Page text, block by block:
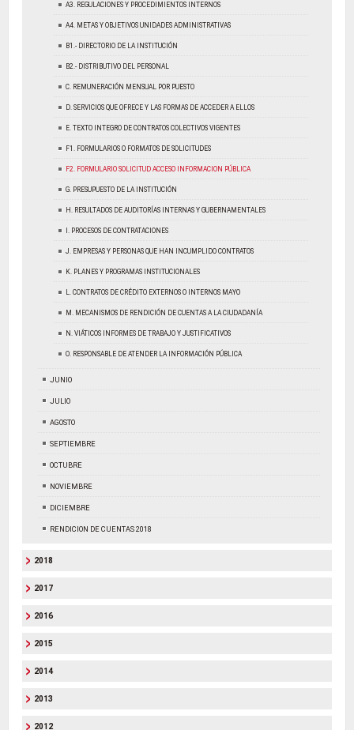
A3. REGULACIONES Y PROCEDIMIENTOS INTERNOS
A4. METAS Y OBJETIVOS UNIDADES ADMINISTRATIVAS
B1.- DIRECTORIO DE LA INSTITUCIÓN
B2.- DISTRIBUTIVO DEL PERSONAL
C. REMUNERACIÓN MENSUAL POR PUESTO
D. SERVICIOS QUE OFRECE Y LAS FORMAS DE ACCEDER A ELLOS
E. TEXTO INTEGRO DE CONTRATOS COLECTIVOS VIGENTES
F1. FORMULARIOS O FORMATOS DE SOLICITUDES
F2. FORMULARIO SOLICITUD ACCESO INFORMACION PÚBLICA
G. PRESUPUESTO DE LA INSTITUCIÓN
H. RESULTADOS DE AUDITORÍAS INTERNAS Y GUBERNAMENTALES
I. PROCESOS DE CONTRATACIONES
J. EMPRESAS Y PERSONAS QUE HAN INCUMPLIDO CONTRATOS
K. PLANES Y PROGRAMAS INSTITUCIONALES
L. CONTRATOS DE CRÉDITO EXTERNOS O INTERNOS MAYO
M. MECANISMOS DE RENDICIÓN DE CUENTAS A LA CIUDADANÍA
N. VIÁTICOS INFORMES DE TRABAJO Y JUSTIFICATIVOS
O. RESPONSABLE DE ATENDER LA INFORMACIÓN PÚBLICA
JUNIO
JULIO
AGOSTO
SEPTIEMBRE
OCTUBRE
NOVIEMBRE
DICIEMBRE
RENDICION DE CUENTAS 2018
2018
2017
2016
2015
2014
2013
2012